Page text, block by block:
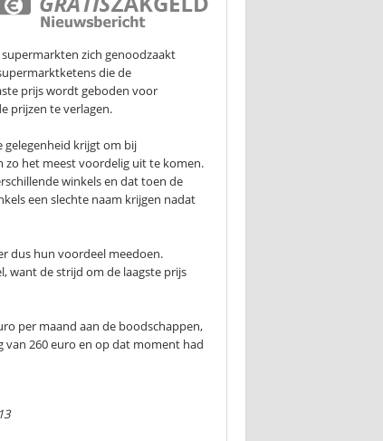
zich genoodzaakt
die de
prijs wordt geboden voor
prijzen te verlagen.
gelegenheid krijgt om bij
zo het meest voordelig uit te komen.
winkels en dat toen de
een slechte naam krijgen nadat
dus hun voordeel meedoen.
want de strijd om de laagste prijs
per maand aan de boodschappen,
van 260 euro en op dat moment had